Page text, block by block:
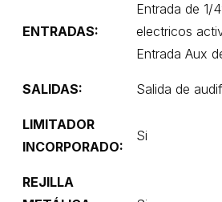
ENTRADAS:
Entrada de 1/
electricos
Entrada Aux
SALIDAS: Salida de
LIMITADOR
INCORPORADO:
Si
REJILLA